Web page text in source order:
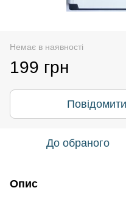
Немає в наявності
199 грн
До обраного
Опис